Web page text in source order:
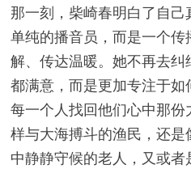
那一刻，柴崎春明白了自
单纯的播音员，而是一个
解、传达温暖。她不再去
都满意，而是更加专注于
每一个人找回他们心中那
样与大海搏斗的渔民，还是
中静静守候的老人，又或